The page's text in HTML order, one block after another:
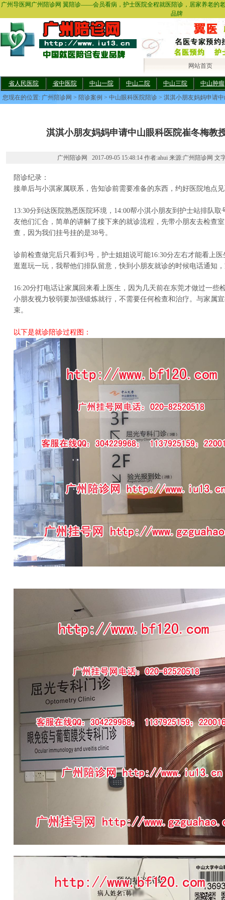
广州导医网广州陪诊网 翼陪诊——会员看病，护士医院全程就医陪诊，居家养老的
品牌
网站首页
省人民医院 省中医院 中山一院 中山二院 中山三院
中山肿瘤
您现在的位置: 广州陪诊网 > 陪诊案例 > 中山眼科医院陪诊 > 淇淇小朋友妈妈申请
淇淇小朋友妈妈申请中山眼科医院崔冬梅教
广州陪诊网 2017-09-05 15:48:14 作者:ahui 来源:广州陪诊网 文
陪诊纪录：
接单后与小淇家属联系，告知诊前需要准备的东西，约好医院地点
13:30分到达医院熟悉医院环境，14:00帮小淇小朋友到护士站排队取
友他们汇合，简单的讲解了接下来的就诊流程，先带小朋友去检查
查，因为我们挂号挂的是38号。
诊前检查做完后只看到3号，护士姐姐说可能16:30分左右才能看上
逛逛玩一玩，我帮他们排队留意，快到小朋友就诊的时候电话通知
16:20分打电话让家属回来看上医生，因为几天前在东莞才做过一些
小朋友视力较弱要加强锻炼就行，不需要任何检查和治疗。与家属
束。
以下是就诊陪诊过程图：